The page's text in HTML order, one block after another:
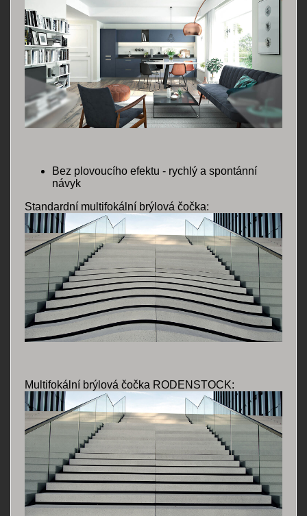
Bez plovoucího efektu - rychlý a spontánní
návyk
Standardní multifokální brýlová čočka:
Multifokální brýlová čočka RODENSTOCK: